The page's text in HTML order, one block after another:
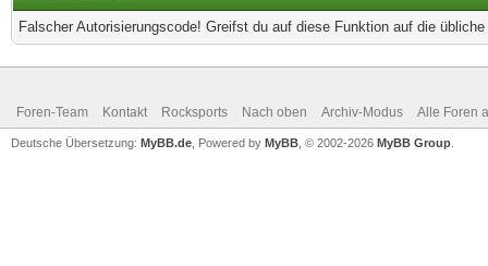
Falscher Autorisierungscode! Greifst du auf diese Funktion auf die
Foren-Team Kontakt Rocksports Nach oben Archiv-Modus Alle Foren
Deutsche Übersetzung: MyBB.de , Powered by MyBB , © 2002-2026 MyBB Group